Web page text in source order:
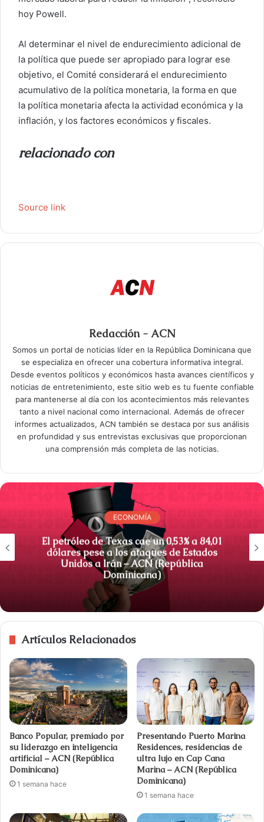
hoy Powell.
Al determinar el nivel de endurecimiento adicional de
la política que puede ser apropiado para lograr ese
objetivo, el Comité considerará el endurecimiento
acumulativo de la política monetaria, la forma en que
la política monetaria afecta la actividad económica y la
inflación, y los factores económicos y fiscales.
relacionado con
Source link
Redacción - ACN
Somos un portal de noticias líder en la República Dominicana que
se especializa en ofrecer una cobertura informativa integral.
Desde eventos políticos y económicos hasta avances científicos y
noticias de entretenimiento, este sitio web es tu fuente confiable
para mantenerse al día con los acontecimientos más relevantes
tanto a nivel nacional como internacional. Además de ofrecer
informes actualizados, ACN también se destaca por sus análisis
en profundidad y sus entrevistas exclusivas que proporcionan
una comprensión más completa de las noticias.
ECONOMÍA
El petróleo de Texas cae un 0,53% a 84,01
dólares pese a los ataques de Estados
Unidos a Irán – ACN (República
Dominicana)
Artículos Relacionados
Banco Popular, premiado por
su liderazgo en inteligencia
artificial – ACN (República
Dominicana)
1 semana hace
Presentando Puerto Marina
Residences, residencias de
ultra lujo en Cap Cana
Marina – ACN (República
Dominicana)
1 semana hace